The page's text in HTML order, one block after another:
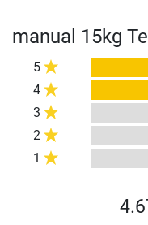
manual 15kg
5
4
3
2
1